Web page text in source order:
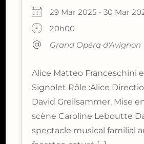
29 Mar 2025 - 30 Mar
20h00
Grand Opéra d'Avignon
Alice Matteo Franceschini
Signolet Rôle :Alice
David Greilsammer, Mise
scène Caroline Leboutte
spectacle musical familial